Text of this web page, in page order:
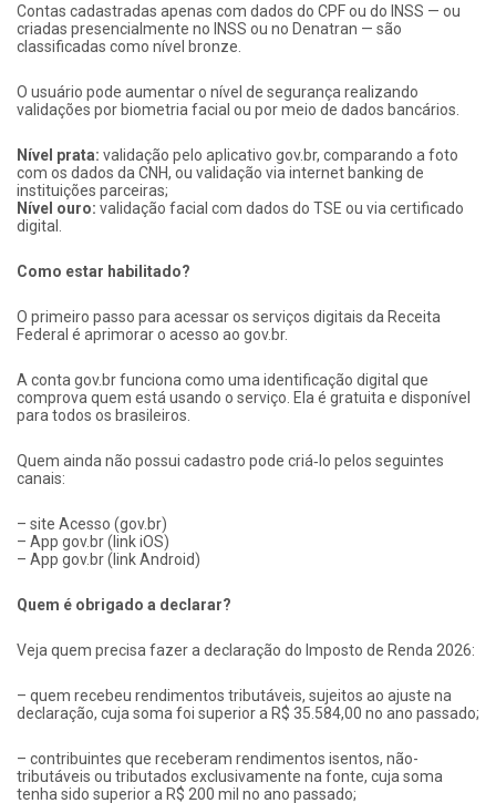
Contas cadastradas apenas com dados do CPF ou do INSS — ou
criadas presencialmente no INSS ou no Denatran — são
classificadas como nível bronze.
O usuário pode aumentar o nível de segurança realizando
validações por biometria facial ou por meio de dados bancários.
Nível prata: validação pelo aplicativo gov.br, comparando a foto
com os dados da CNH, ou validação via internet banking de
instituições parceiras;
Nível ouro: validação facial com dados do TSE ou via certificado
digital.
Como estar habilitado?
O primeiro passo para acessar os serviços digitais da Receita
Federal é aprimorar o acesso ao gov.br.
A conta gov.br funciona como uma identificação digital que
comprova quem está usando o serviço. Ela é gratuita e disponível
para todos os brasileiros.
Quem ainda não possui cadastro pode criá‑lo pelos seguintes
canais:
– site Acesso (gov.br)
– App gov.br (link iOS)
– App gov.br (link Android)
Quem é obrigado a declarar?
Veja quem precisa fazer a declaração do Imposto de Renda 2026:
– quem recebeu rendimentos tributáveis, sujeitos ao ajuste na
declaração, cuja soma foi superior a R$ 35.584,00 no ano passado;
– contribuintes que receberam rendimentos isentos, não-
tributáveis ou tributados exclusivamente na fonte, cuja soma
tenha sido superior a R$ 200 mil no ano passado;